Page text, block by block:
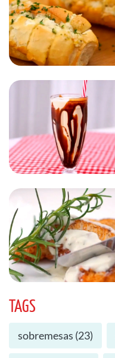
TAGS
sobremesas (23)